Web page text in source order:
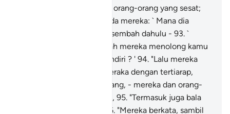
neraka jelas nyata kepada orang-orang yang sesat;
"Serta dikatakan kepada mereka: ` Mana dia
benda-benda yang kamu sembah dahulu - 93. `
Selain dari Allah? Dapatkah mereka menolong kamu
atau menolong dirinya sendiri ? ' 94. "Lalu mereka
dihumbankan ke dalam neraka dengan tertiarap,
jatuh bangun berulang-ulang, - mereka dan orang-
orang yang sesat bersama, 95. "Termasuk juga bala
96. "Mereka berkata, sambil